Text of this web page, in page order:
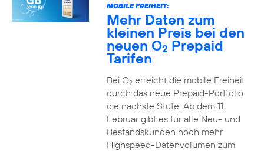
MOBILE FREIHEIT:
Mehr Daten zum
kleinen Preis bei den
neuen O2 Prepaid
Tarifen
Bei O2erreicht die mobile Freiheit
durch das neue Prepaid-Portfolio
die nächste Stufe: Ab dem 11.
Februar gibt es für alle Neu- und
Bestandskunden noch mehr
Highspeed-Datenvolumen zum